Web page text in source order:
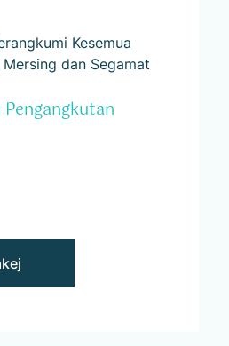
Kesemua
Mersing dan Segamat